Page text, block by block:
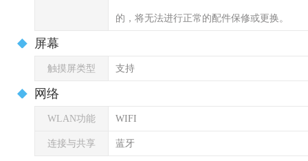
的，将无法进行正常的配件保修或更换。
屏幕
触摸屏类型 支持
网络
WLAN功能 WIFI
连接与共享 蓝牙